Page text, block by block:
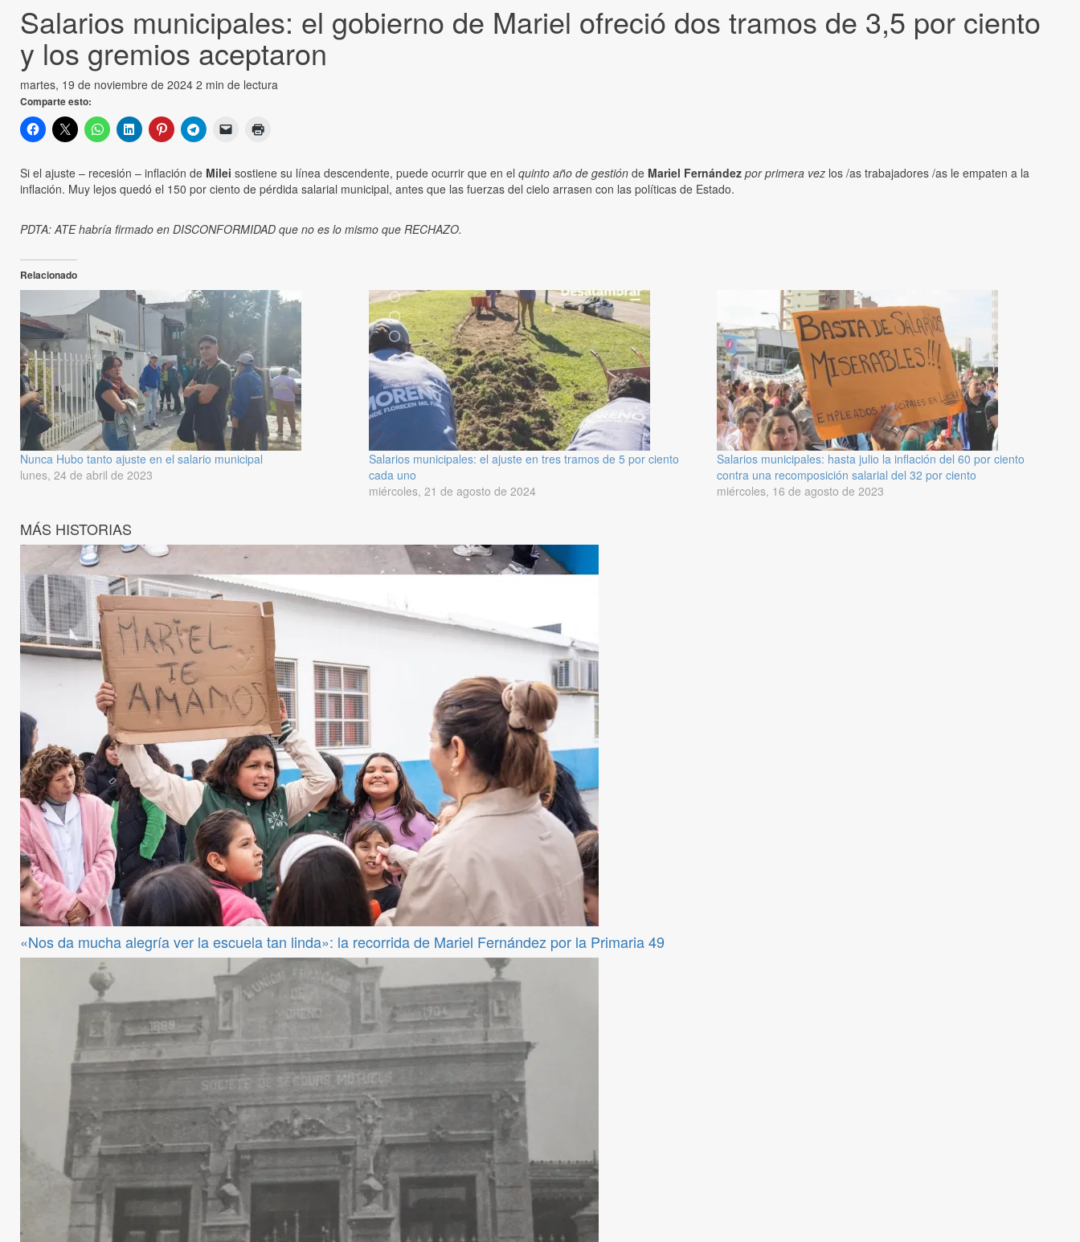
Salarios municipales: el gobierno de Mariel ofreció dos tramos de 3,5 por ciento
y los gremios aceptaron
martes, 19 de noviembre de 2024 2 min de lectura
Comparte esto:
Si el ajuste – recesión – inflación de Milei sostiene su línea descendente, puede ocurrir que en el quinto año de gestión de Mariel Fernández por primera vez los /as trabajadores /as le empaten a la
inflación. Muy lejos quedó el 150 por ciento de pérdida salarial municipal, antes que las fuerzas del cielo arrasen con las políticas de Estado.
PDTA: ATE habría firmado en DISCONFORMIDAD que no es lo mismo que RECHAZO.
Relacionado
Nunca Hubo tanto ajuste en el salario municipal
lunes, 24 de abril de 2023
Salarios municipales: el ajuste en tres tramos de 5 por ciento
cada uno
miércoles, 21 de agosto de 2024
Salarios municipales: hasta julio la inflación del 60 por ciento
contra una recomposición salarial del 32 por ciento
miércoles, 16 de agosto de 2023
MÁS HISTORIAS
«Nos da mucha alegría ver la escuela tan linda»: la recorrida de Mariel Fernández por la Primaria 49